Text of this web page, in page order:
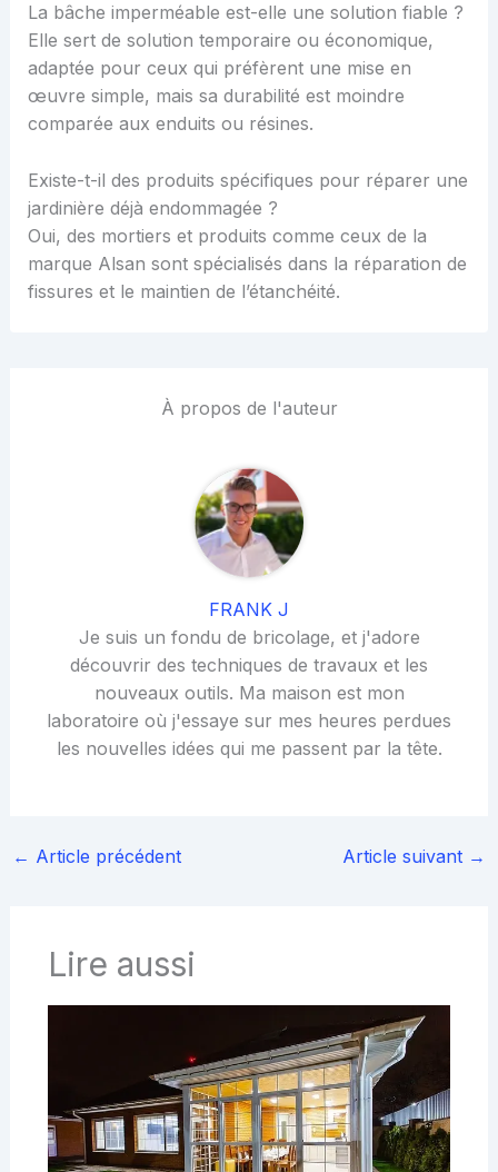
La bâche imperméable est-elle une solution fiable ?
Elle sert de solution temporaire ou économique,
adaptée pour ceux qui préfèrent une mise en
œuvre simple, mais sa durabilité est moindre
comparée aux enduits ou résines.
Existe-t-il des produits spécifiques pour réparer une
jardinière déjà endommagée ?
Oui, des mortiers et produits comme ceux de la
marque Alsan sont spécialisés dans la réparation de
fissures et le maintien de l’étanchéité.
À propos de l'auteur
FRANK J
Je suis un fondu de bricolage, et j'adore
découvrir des techniques de travaux et les
nouveaux outils. Ma maison est mon
laboratoire où j'essaye sur mes heures perdues
les nouvelles idées qui me passent par la tête.
← Article précédent Article suivant →
Lire aussi